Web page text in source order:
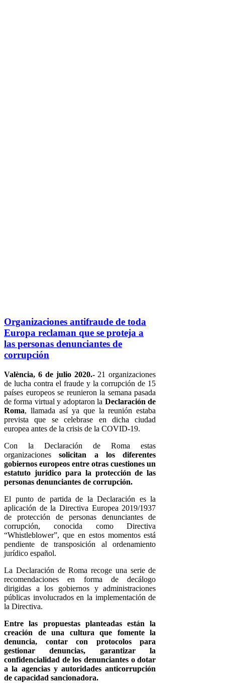
Organizaciones antifraude de toda
Europa reclaman que se proteja a
las personas denunciantes de
corrupción
València, 6 de julio 2020.-21 organizaciones
de lucha contra el fraude y la corrupción de 15
países europeos se reunieron la semana pasada
de forma virtual y adoptaron la Declaración de
Roma, llamada así ya que la reunión estaba
prevista que se celebrase en dicha ciudad
europea antes de la crisis de la COVID-19.
Con la Declaración de Roma estas
organizacionessolicitan a los diferentes
gobiernos europeos entre otras cuestiones un
estatuto jurídico para la protección de las
personas denunciantes de corrupción.
El punto de partida de la Declaración es la
aplicación de la Directiva Europea 2019/1937
de protección de personas denunciantes de
corrupción, conocida como Directiva
“Whistleblower”, que en estos momentos está
pendiente de transposición al ordenamiento
jurídico español.
La Declaración de Roma recoge una serie de
recomendaciones en forma de decálogo
dirigidas a los gobiernos y administraciones
públicas involucrados en la implementación de
la Directiva.
Entre las propuestas planteadas están la
creación de una cultura que fomente la
denuncia, contar con protocolos para
gestionar denuncias, garantizar la
confidencialidad de los denunciantes o dotar
a la agencias y autoridades anticorrupción
de capacidad sancionadora.